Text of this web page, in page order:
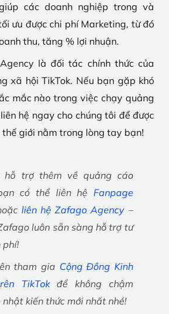
các doanh nghiệp trong và
ưu được chi phí Marketing, từ đó
thu, tăng % lợi nhuận.
là đối tác chính thức của
xã hội TikTok. Nếu bạn gặp khó
mắc nào trong việc chạy quảng
hệ ngay cho chúng tôi để được
thế giới nằm trong lòng tay bạn!
hỗ trợ thêm về quảng cáo
có thể liên hệ Fanpage
liên hệ Zafago Agency –
luôn sẵn sàng hỗ trợ tư
phí!
tham gia Cộng Đồng Kinh
TikTokđể không chậm
nhật kiến thức mới nhất nhé!